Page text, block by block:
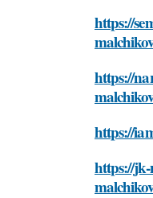
https://
https://
https://
https://